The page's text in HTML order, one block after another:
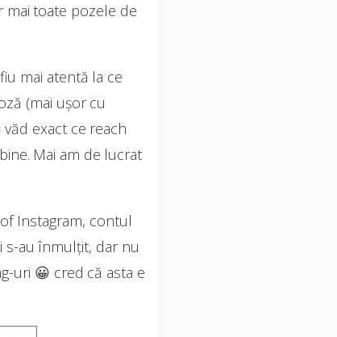
mai toate pozele de
mai atentă la ce
(mai ușor cu
exact ce reach
Mai am de lucrat
Instagram, contul
s-au înmulțit, dar nu
uri 😀 cred că asta e